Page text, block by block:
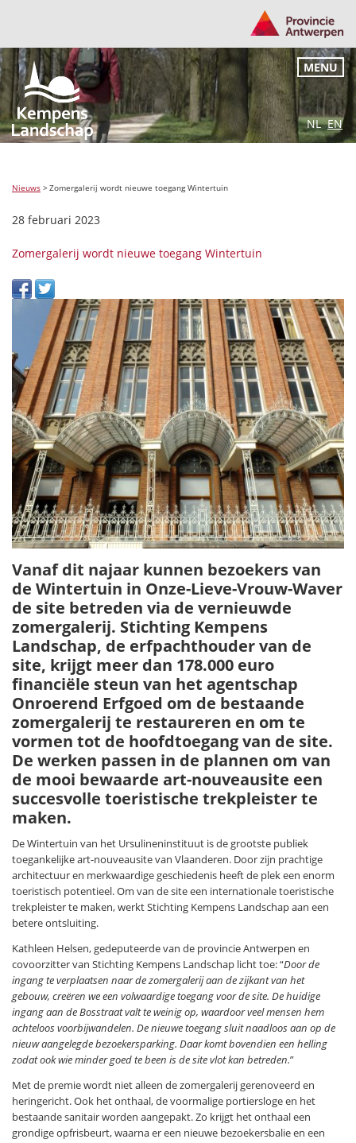
NL EN
MENU
Nieuws >Zomergalerij wordt nieuwe toegang Wintertuin
28 februari 2023
Zomergalerij wordt nieuwe toegang Wintertuin
Vanaf dit najaar kunnen bezoekers van
de Wintertuin in Onze-Lieve-Vrouw-Waver
de site betreden via de vernieuwde
zomergalerij. Stichting Kempens
Landschap, de erfpachthouder van de
site, krijgt meer dan 178.000 euro
financiële steun van het agentschap
Onroerend Erfgoed om de bestaande
zomergalerij te restaureren en om te
vormen tot de hoofdtoegang van de site.
De werken passen in de plannen om van
de mooi bewaarde art-nouveausite een
succesvolle toeristische trekpleister te
maken.
De Wintertuin van het Ursulineninstituut is de grootste publiek
toegankelijke art-nouveausite van Vlaanderen. Door zijn prachtige
architectuur en merkwaardige geschiedenis heeft de plek een enorm
toeristisch potentieel. Om van de site een internationale toeristische
trekpleister te maken, werkt Stichting Kempens Landschap aan een
betere ontsluiting.
Kathleen Helsen, gedeputeerde van de provincie Antwerpen en
covoorzitter van Stichting Kempens Landschap licht toe: “Door de
ingang te verplaatsen naar de zomergalerij aan de zijkant van het
gebouw, creëren we een volwaardige toegang voor de site. De huidige
ingang aan de Bosstraat valt te weinig op, waardoor veel mensen hem
achteloos voorbijwandelen. De nieuwe toegang sluit naadloos aan op de
nieuw aangelegde bezoekersparking. Daar komt bovendien een helling
zodat ook wie minder goed te been is de site vlot kan betreden.”
Met de premie wordt niet alleen de zomergalerij gerenoveerd en
heringericht. Ook het onthaal, de voormalige portiersloge en het
bestaande sanitair worden aangepakt. Zo krijgt het onthaal een
grondige opfrisbeurt, waarna er een nieuwe bezoekersbalie en een